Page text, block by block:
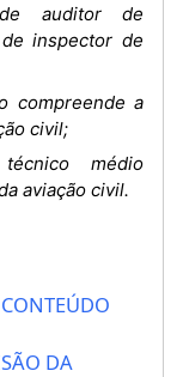
auditor de
inspector de
compreende a
civil;
médio
aviação civil.
DA